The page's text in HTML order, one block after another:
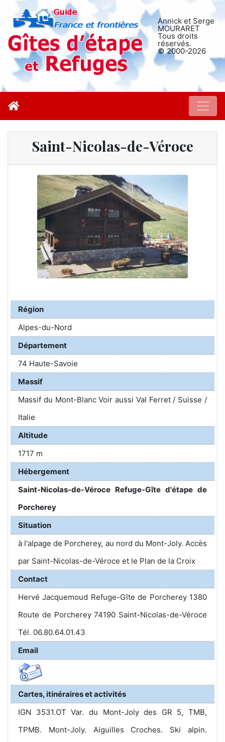
Annick et Serge
MOURARET
Tous droits
réservés.
© 2000-2026
Saint-Nicolas-de-Véroce
Région
Alpes-du-Nord
Département
74 Haute-Savoie
Massif
Massif du Mont-Blanc Voir aussi Val Ferret / Suisse /
Italie
Altitude
1717 m
Hébergement
Saint-Nicolas-de-Véroce Refuge-Gîte d'étape de
Porcherey
Situation
à l'alpage de Porcherey, au nord du Mont-Joly. Accès
par Saint-Nicolas-de-Véroce et le Plan de la Croix
Contact
Hervé Jacquemoud Refuge-Gîte de Porcherey 1380
Route de Porcherey 74190 Saint-Nicolas-de-Véroce
Tél. 06.80.64.01.43
Email
Cartes, itinéraires et activités
IGN 3531.OT Var. du Mont-Joly des GR 5, TMB,
TPMB. Mont-Joly. Aiguilles Croches. Ski alpin.